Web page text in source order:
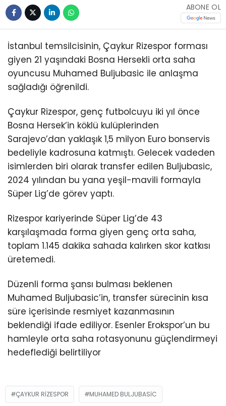
ABONE OL
İstanbul temsilcisinin, Çaykur Rizespor forması
giyen 21 yaşındaki Bosna Hersekli orta saha
oyuncusu Muhamed Buljubasic ile anlaşma
sağladığı öğrenildi.
Çaykur Rizespor, genç futbolcuyu iki yıl önce
Bosna Hersek’in köklü kulüplerinden
Sarajevo’dan yaklaşık 1,5 milyon Euro bonservis
bedeliyle kadrosuna katmıştı. Gelecek vadeden
isimlerden biri olarak transfer edilen Buljubasic,
2024 yılından bu yana yeşil-mavili formayla
Süper Lig’de görev yaptı.
Rizespor kariyerinde Süper Lig’de 43
karşılaşmada forma giyen genç orta saha,
toplam 1.145 dakika sahada kalırken skor katkısı
üretemedi.
Düzenli forma şansı bulması beklenen
Muhamed Buljubasic’in, transfer sürecinin kısa
süre içerisinde resmiyet kazanmasının
beklendiği ifade ediliyor. Esenler Erokspor’un bu
hamleyle orta saha rotasyonunu güçlendirmeyi
hedeflediği belirtiliyor
ÇAYKUR RIZESPOR MUHAMED BULJUBASIC